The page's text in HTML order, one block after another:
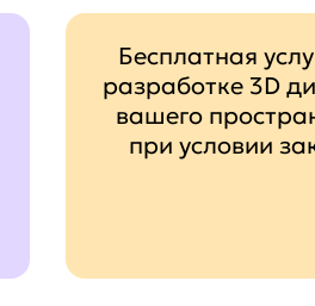
Бесплатная
разработке 3D
вашего
при условии